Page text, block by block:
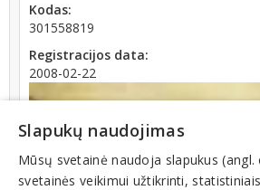
Kodas:
301558819
Registracijos data:
2008-02-22
Slapukų naudojimas
Mūsų svetainė naudoja slapukus
svetainės veikimui užtikrinti,